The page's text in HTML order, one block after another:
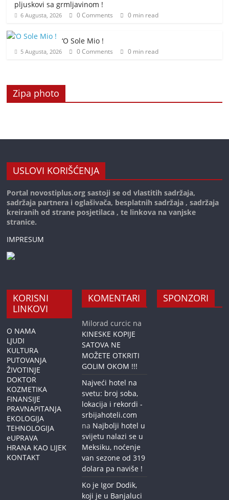
pljuskovi sa grmljavinom !
6 Augusta, 2026 0 Comments 0 min read
‘O Sole Mio !
5 Augusta, 2026 0 Comments 0 min read
Zipa photo
USLOVI KORIŠĆENJA
Portal novostiplus.org sastoji se od vlastitih sadržaja,
sadržaja partnera i oglašivača, besplatnih sadržaja , sadržaja
kreiranih od strane posjetilaca , te linkova na vanjske
stranice.
IMPRESUM
KORISNI
LINKOVI
O NAMA
LJUDI
KULTURA
PUTOVANJA
ŽIVOTINJE
DOKTOR
KOZMETIKA
FINANSIJE
PRAVNAPITANJA
EKOLOGIJA
TEHNOLOGIJA
eUPRAVA
HRANA KAO LIJEK
KONTAKT
KOMENTARI
Milorad curcic na
KINESKE KOPIJE
SATOVA NE
MOŽETE OTKRITI
GOLIM OKOM !!!
Najveći hotel na
svetu: broj soba,
lokacija i rekordi -
srbijahoteli.com
na Najbolji hotel u
svijetu nalazi se u
Meksiku, noćenje
van sezone od 319
dolara pa naviše !
Ko je Igor Dodik,
koji je u Banjaluci
SPONZORI